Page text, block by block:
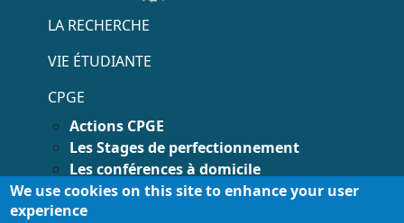
Menu accès rapide
LA RECHERCHE
VIE ÉTUDIANTE
CPGE
Actions CPGE
Les Stages de perfectionnement
Les conférences à domicile
Contacts CPGE
We use cookies on this site to enhance your user
experience